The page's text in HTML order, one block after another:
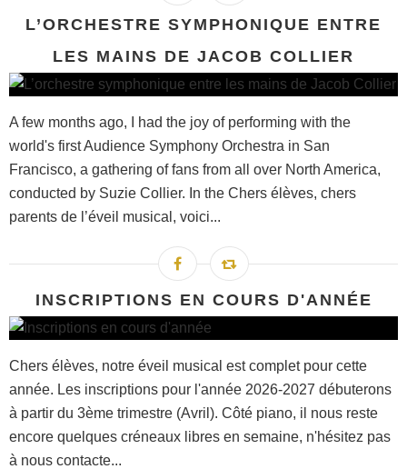
L’ORCHESTRE SYMPHONIQUE ENTRE
LES MAINS DE JACOB COLLIER
A few months ago, I had the joy of performing with the
world's first Audience Symphony Orchestra in San
Francisco, a gathering of fans from all over North America,
conducted by Suzie Collier. In the Chers élèves, chers
parents de l’éveil musical, voici...
INSCRIPTIONS EN COURS D'ANNÉE
Chers élèves, notre éveil musical est complet pour cette
année. Les inscriptions pour l'année 2026-2027 débuterons
à partir du 3ème trimestre (Avril). Côté piano, il nous reste
encore quelques créneaux libres en semaine, n'hésitez pas
à nous contacte...